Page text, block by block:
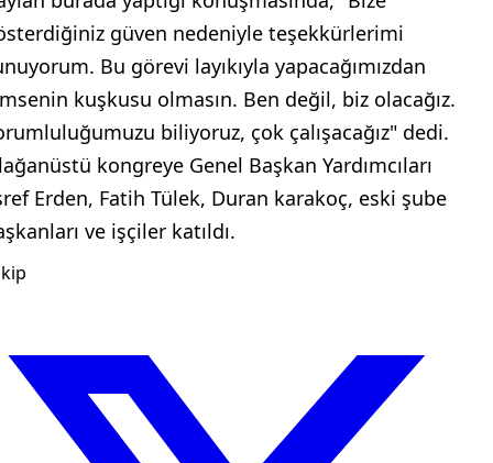
güven nedeniyle teşekkürlerimi
Bu görevi layıkıyla yapacağımızdan
kuşkusu olmasın. Ben değil, biz olacağız.
biliyoruz, çok çalışacağız" dedi.
kongreye Genel Başkan Yardımcıları
Erden, Fatih Tülek, Duran karakoç, eski şube
ve işçiler katıldı.